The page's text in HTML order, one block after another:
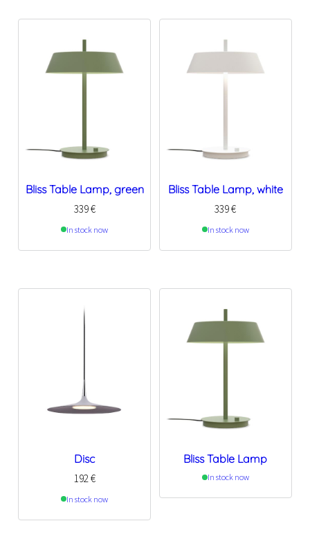
Bliss Table Lamp, green
339€
In stock now
Bliss Table Lamp, white
339€
In stock now
Disc
192 €
In stock now
Bliss Table Lamp
In stock now